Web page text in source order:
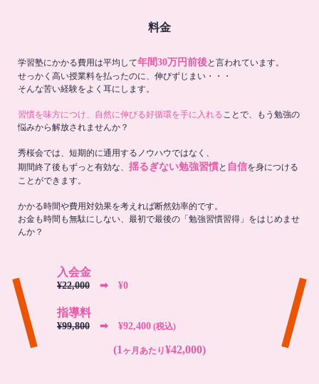
料金
学習塾にかかる費用は平均して年間30万円前後と言われています。
せっかく高い授業料を払ったのに、伸びずじまい・・・
そんな苦い経験をよく耳にします。
習慣を味方につけ、自然に伸びる好循環を手に入れる ことで、もう勉強の
悩みから解放されませんか？
秀桜会では、短期的に通用するノウハウではなく、
期間終了後もずっと有効な、 揺るぎない勉強習慣と 自信を身につける
ことができます。
かかる時間や費用対効果を考えれば断然効率的です。
お金も時間も無駄にしない、最初で最後の「勉強習慣習得」をはじめませ
んか？
入会金
¥22,000 ➡︎ ¥0
指導料
¥99,800 ➡︎ ¥92,400 (税込)
(1 ヶ月あたり¥42,000)